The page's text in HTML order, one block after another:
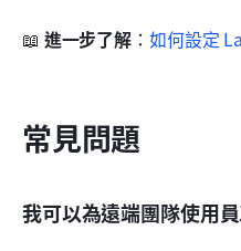
📖 進一步了解 ： 如何設定
常見問題
我可以為遠端團隊使用